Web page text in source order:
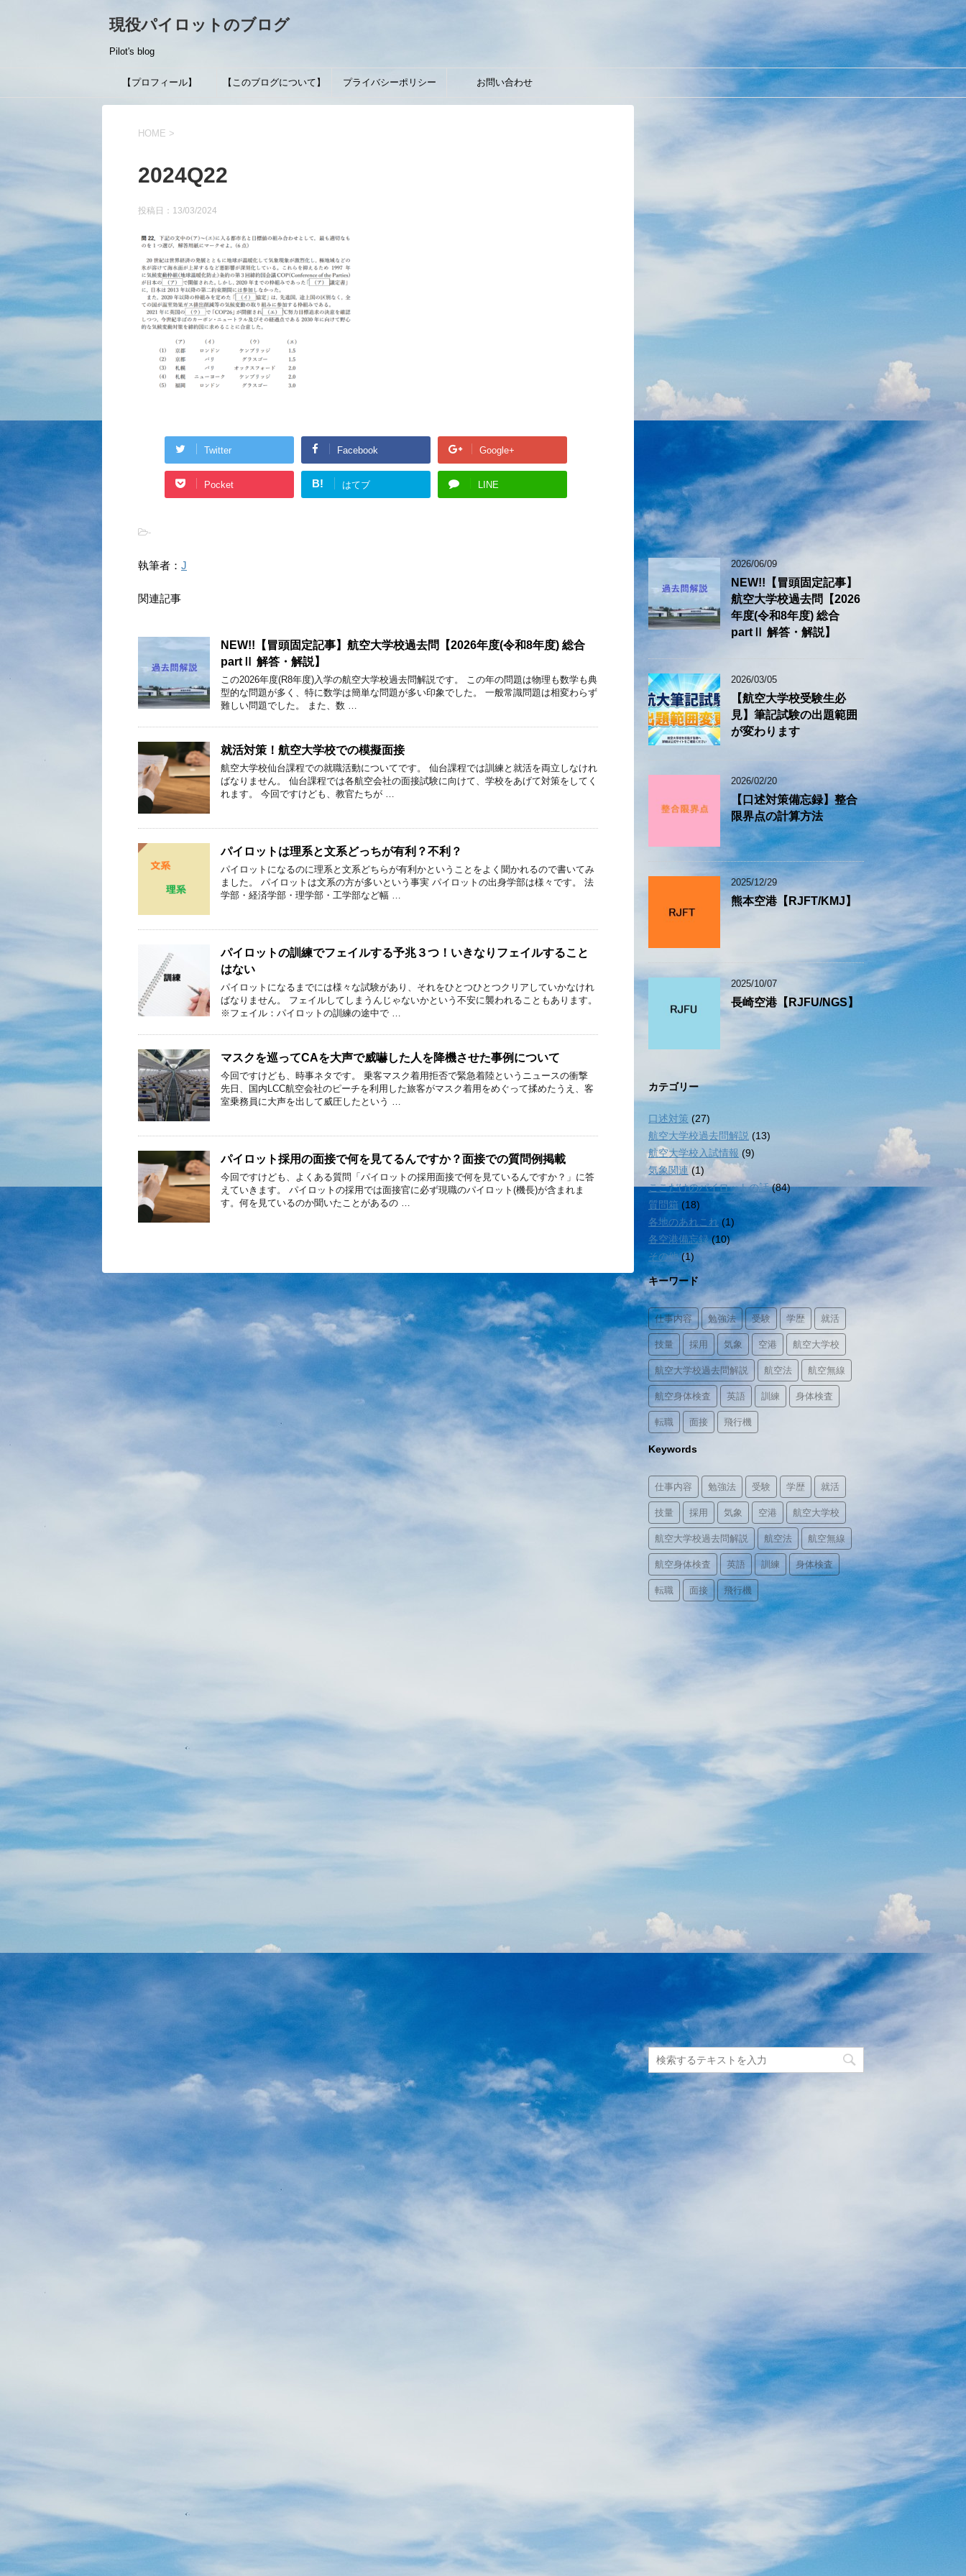
現役パイロットのブログ
Pilot's blog
【プロフィール】 【このブログについて】 プライバシーポリシー お問い合わせ
HOME >
2024Q22
投稿日： 13/03/2024
Twitter Facebook Google+
Pocket B! はてブ LINE
-
執筆者： J
関連記事
NEW!!【冒頭固定記事】航空大学校過去問【2026年度(令和8年度) 総合
partⅡ 解答・解説】
この2026年度(R8年度)入学の航空大学校過去問解説です。 この年の問題は物理も数学も典
型的な問題が多く、特に数学は簡単な問題が多い印象でした。 一般常識問題は相変わらず
難しい問題でした。 また、数 …
就活対策！航空大学校での模擬面接
航空大学校仙台課程での就職活動についてです。 仙台課程では訓練と就活を両立しなけれ
ばなりません。 仙台課程では各航空会社の面接試験に向けて、学校をあげて対策をしてく
れます。 今回ですけども、教官たちが …
パイロットは理系と文系どっちが有利？不利？
パイロットになるのに理系と文系どちらが有利かということをよく聞かれるので書いてみ
ました。 パイロットは文系の方が多いという事実 パイロットの出身学部は様々です。 法
学部・経済学部・理学部・工学部など幅 …
パイロットの訓練でフェイルする予兆３つ！いきなりフェイルすること
はない
パイロットになるまでには様々な試験があり、それをひとつひとつクリアしていかなけれ
ばなりません。 フェイルしてしまうんじゃないかという不安に襲われることもあります。
※フェイル：パイロットの訓練の途中で …
マスクを巡ってCAを大声で威嚇した人を降機させた事例について
今回ですけども、時事ネタです。 乗客マスク着用拒否で緊急着陸というニュースの衝撃
先日、国内LCC航空会社のピーチを利用した旅客がマスク着用をめぐって揉めたうえ、客
室乗務員に大声を出して威圧したという …
パイロット採用の面接で何を見てるんですか？面接での質問例掲載
今回ですけども、よくある質問「パイロットの採用面接で何を見ているんですか？」に答
えていきます。 パイロットの採用では面接官に必ず現職のパイロット(機長)が含まれま
す。何を見ているのか聞いたことがあるの …
2026/06/09
NEW!!【冒頭固定記事】
航空大学校過去問【2026
年度(令和8年度) 総合
partⅡ 解答・解説】
2026/03/05
【航空大学校受験生必
見】筆記試験の出題範囲
が変わります
2026/02/20
【口述対策備忘録】整合
限界点の計算方法
2025/12/29
熊本空港【RJFT/KMJ】
2025/10/07
長崎空港【RJFU/NGS】
カテゴリー
口述対策 (27)
航空大学校過去問解説 (13)
航空大学校入試情報 (9)
気象関連(1)
ここだけのパイロットの話(84)
質問箱 (18)
各地のあれこれ (1)
各空港備忘録(10)
その他(1)
キーワード
仕事内容 勉強法 受験 学歴 就活
技量 採用 気象 空港 航空大学校
航空大学校過去問解説 航空法 航空無線
航空身体検査 英語 訓練 身体検査
転職 面接 飛行機
Keywords
仕事内容 勉強法 受験 学歴 就活
技量 採用 気象 空港 航空大学校
航空大学校過去問解説 航空法 航空無線
航空身体検査 英語 訓練 身体検査
転職 面接 飛行機